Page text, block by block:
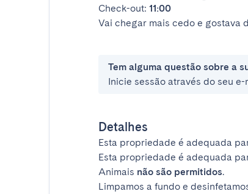
Check-out: 11:00
Vai chegar mais cedo e gostava
Tem alguma questão sobre a
Inicie sessão através do seu
Detalhes
Esta propriedade é adequada
Esta propriedade é adequada
Animais não são permitidos.
Limpamos a fundo e